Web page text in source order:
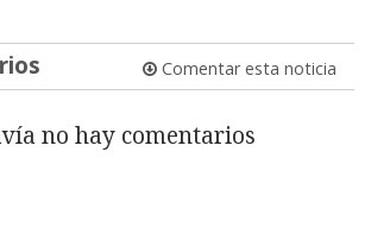
Comentar esta noticia
no hay comentarios